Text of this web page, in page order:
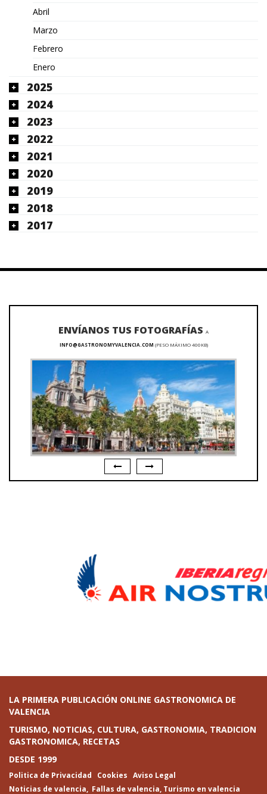
Abril
Marzo
Febrero
Enero
2025
2024
2023
2022
2021
2020
2019
2018
2017
ENVÍANOS TUS FOTOGRAFÍAS A
INFO@GASTRONOMYVALENCIA.COM (PESO MÁXIMO 400KB)
LA PRIMERA PUBLICACIÓN ONLINE GASTRONOMICA DE
VALENCIA
TURISMO, NOTICIAS, CULTURA, GASTRONOMIA, TRADICION
GASTRONOMICA, RECETAS
DESDE 1999
Politica de Privacidad Cookies Aviso Legal
Noticias de valencia, Fallas de valencia, Turismo en valencia